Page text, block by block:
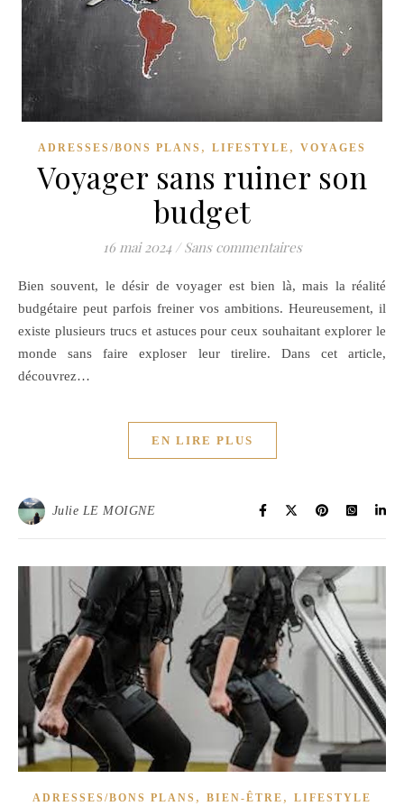
ADRESSES/BONS PLANS , LIFESTYLE , VOYAGES
Voyager sans ruiner son
budget
16 mai 2024 / Sans commentaires
Bien souvent, le désir de voyager est bien là, mais la réalité
budgétaire peut parfois freiner vos ambitions. Heureusement, il
existe plusieurs trucs et astuces pour ceux souhaitant explorer le
monde sans faire exploser leur tirelire. Dans cet article,
découvrez…
EN LIRE PLUS
Julie LE MOIGNE
ADRESSES/BONS PLANS , BIEN-ÊTRE , LIFESTYLE